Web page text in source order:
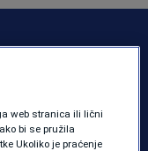
web stranica ili lični
bi se pružila
Ukoliko je praćenje